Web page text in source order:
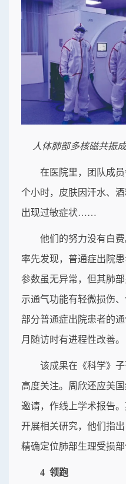
人体肺部多核磁共振
在医院里，团队成
个小时，皮肤因汗水、
出现过敏症状……
他们的努力没有白
率先发现，普通症出院
参数虽无异常，但其肺
示通气功能有轻微损伤
部分普通症出院患者的
月随访时有进程性改善。
该成果在《科学》
高度关注。周欣还应美
邀请，作线上学术报告
开展相关研究，他们指
精确定位肺部生理受损部
4 领跑